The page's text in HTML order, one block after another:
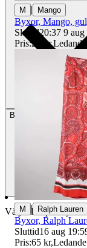
Betalning Via Tradera
Välj till köparskydd
M | Mango
Byxor, Mango,
Sluttid20:37 9 aug
Pris:27 kr,
M | Ralph Lauren
Byxor, Ralph
Sluttid16 aug
Pris:65 kr,